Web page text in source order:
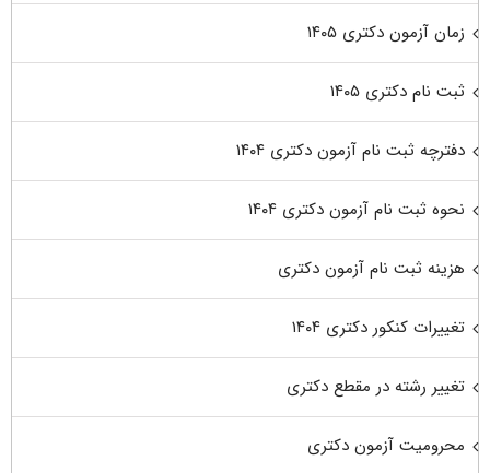
زمان آزمون دکتری ۱۴۰۵
ثبت نام دکتری ۱۴۰۵
دفترچه ثبت نام آزمون دکتری ۱۴۰۴
نحوه ثبت نام آزمون دکتری ۱۴۰۴
هزینه ثبت نام آزمون دکتری
تغییرات کنکور دکتری ۱۴۰۴
تغییر رشته در مقطع دکتری
محرومیت آزمون دکتری